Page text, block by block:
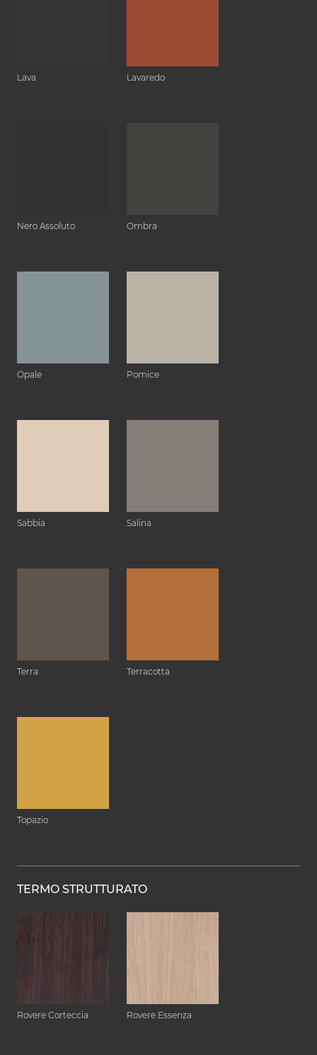
Lava Lavaredo
Nero Assoluto Ombra
Opale Pomice
Sabbia Salina
Terra Terracotta
Topazio
TERMO STRUTTURATO
Rovere Corteccia Rovere Essenza